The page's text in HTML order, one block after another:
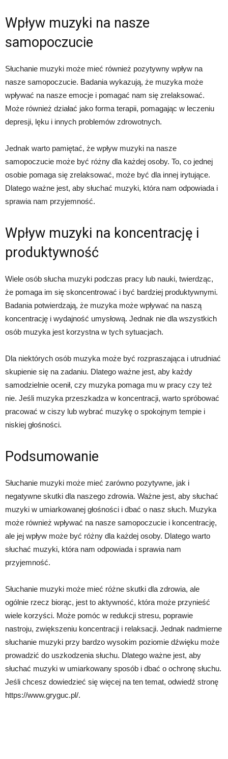
Wpływ muzyki na nasze
samopoczucie
Słuchanie muzyki może mieć również pozytywny wpływ na
nasze samopoczucie. Badania wykazują, że muzyka może
wpływać na nasze emocje i pomagać nam się zrelaksować.
Może również działać jako forma terapii, pomagając w leczeniu
depresji, lęku i innych problemów zdrowotnych.
Jednak warto pamiętać, że wpływ muzyki na nasze
samopoczucie może być różny dla każdej osoby. To, co jednej
osobie pomaga się zrelaksować, może być dla innej irytujące.
Dlatego ważne jest, aby słuchać muzyki, która nam odpowiada i
sprawia nam przyjemność.
Wpływ muzyki na koncentrację i
produktywność
Wiele osób słucha muzyki podczas pracy lub nauki, twierdząc,
że pomaga im się skoncentrować i być bardziej produktywnymi.
Badania potwierdzają, że muzyka może wpływać na naszą
koncentrację i wydajność umysłową. Jednak nie dla wszystkich
osób muzyka jest korzystna w tych sytuacjach.
Dla niektórych osób muzyka może być rozpraszająca i utrudniać
skupienie się na zadaniu. Dlatego ważne jest, aby każdy
samodzielnie ocenił, czy muzyka pomaga mu w pracy czy też
nie. Jeśli muzyka przeszkadza w koncentracji, warto spróbować
pracować w ciszy lub wybrać muzykę o spokojnym tempie i
niskiej głośności.
Podsumowanie
Słuchanie muzyki może mieć zarówno pozytywne, jak i
negatywne skutki dla naszego zdrowia. Ważne jest, aby słuchać
muzyki w umiarkowanej głośności i dbać o nasz słuch. Muzyka
może również wpływać na nasze samopoczucie i koncentrację,
ale jej wpływ może być różny dla każdej osoby. Dlatego warto
słuchać muzyki, która nam odpowiada i sprawia nam
przyjemność.
Słuchanie muzyki może mieć różne skutki dla zdrowia, ale
ogólnie rzecz biorąc, jest to aktywność, która może przynieść
wiele korzyści. Może pomóc w redukcji stresu, poprawie
nastroju, zwiększeniu koncentracji i relaksacji. Jednak nadmierne
słuchanie muzyki przy bardzo wysokim poziomie dźwięku może
prowadzić do uszkodzenia słuchu. Dlatego ważne jest, aby
słuchać muzyki w umiarkowany sposób i dbać o ochronę słuchu.
Jeśli chcesz dowiedzieć się więcej na ten temat, odwiedź stronę
https://www.gryguc.pl/.